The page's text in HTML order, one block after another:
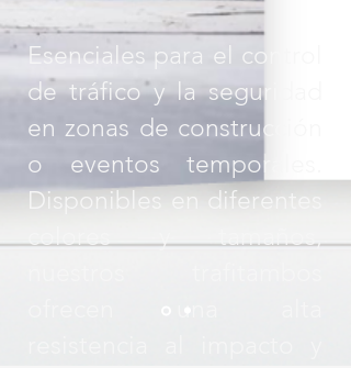
Esenciales para el control
de tráfico y la seguridad
en zonas de construcción
o eventos temporales.
Disponibles en diferentes
colores y tamaños,